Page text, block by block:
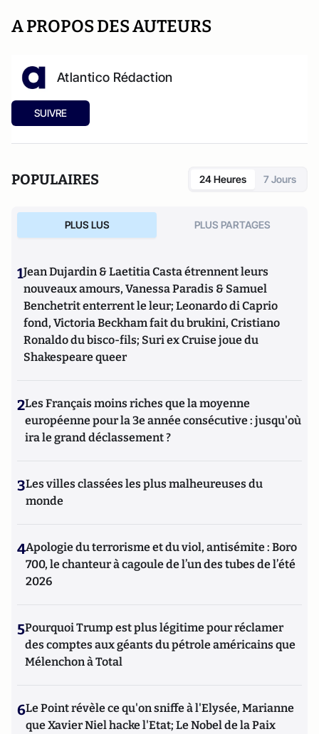
A PROPOS DES AUTEURS
Atlantico Rédaction
SUIVRE
POPULAIRES 24 Heures 7 Jours
PLUS LUS PLUS PARTAGES
1Jean Dujardin & Laetitia Casta étrennent leurs
nouveaux amours, Vanessa Paradis & Samuel
Benchetrit enterrent le leur; Leonardo di Caprio
fond, Victoria Beckham fait du brukini, Cristiano
Ronaldo du bisco-fils; Suri ex Cruise joue du
Shakespeare queer
2Les Français moins riches que la moyenne
européenne pour la 3e année consécutive : jusqu'où
ira le grand déclassement ?
3Les villes classées les plus malheureuses du
monde
4Apologie du terrorisme et du viol, antisémite : Boro
700, le chanteur à cagoule de l’un des tubes de l’été
2026
5Pourquoi Trump est plus légitime pour réclamer
des comptes aux géants du pétrole américains que
Mélenchon à Total
6Le Point révèle ce qu'on sniffe à l'Elysée, Marianne
que Xavier Niel hacke l'Etat; Le Nobel de la Paix